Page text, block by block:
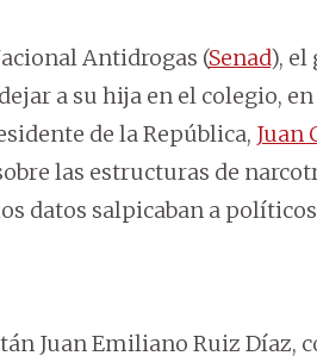
Antidrogas (Senad), el
a su hija en el colegio,
de la República, Juan
las estructuras de
datos salpicaban a
Juan Emiliano Ruiz Díaz,